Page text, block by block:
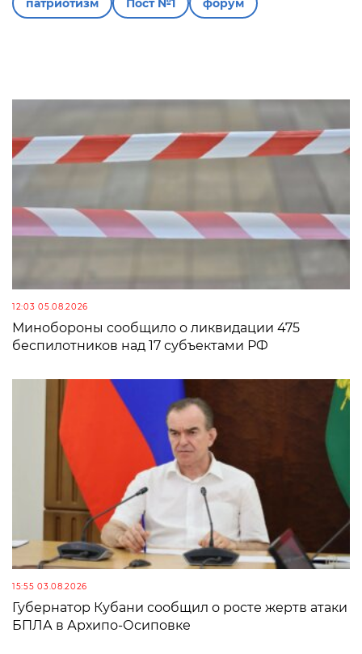
патриотизм Пост №1 форум
12:03 05.08.2026
Минобороны сообщило о ликвидации 475
беспилотников над 17 субъектами РФ
15:55 03.08.2026
Губернатор Кубани сообщил о росте жертв атаки
БПЛА в Архипо-Осиповке